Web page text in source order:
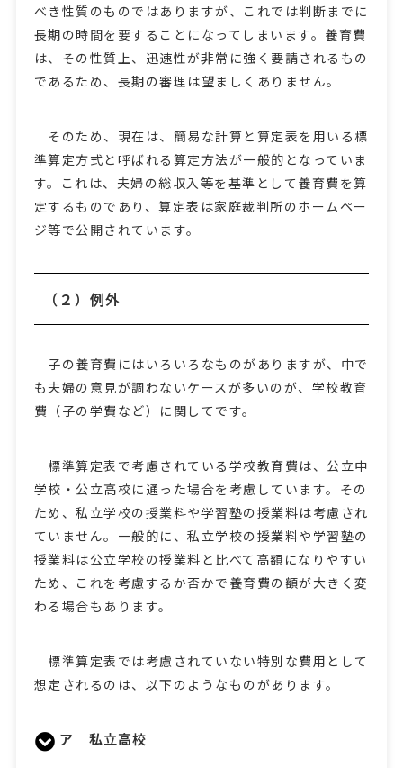
べき性質のものではありますが、これでは判断までに
長期の時間を要することになってしまいます。養育費
は、その性質上、迅速性が非常に強く要請されるもの
であるため、長期の審理は望ましくありません。
そのため、現在は、簡易な計算と算定表を用いる標
準算定方式と呼ばれる算定方法が一般的となっていま
す。これは、夫婦の総収入等を基準として養育費を算
定するものであり、算定表は家庭裁判所のホームペー
ジ等で公開されています。
（２）例外
子の養育費にはいろいろなものがありますが、中で
も夫婦の意見が調わないケースが多いのが、学校教育
費（子の学費など）に関してです。
標準算定表で考慮されている学校教育費は、公立中
学校・公立高校に通った場合を考慮しています。その
ため、私立学校の授業料や学習塾の授業料は考慮され
ていません。一般的に、私立学校の授業料や学習塾の
授業料は公立学校の授業料と比べて高額になりやすい
ため、これを考慮するか否かで養育費の額が大きく変
わる場合もあります。
標準算定表では考慮されていない特別な費用として
想定されるのは、以下のようなものがあります。
ア 私立高校